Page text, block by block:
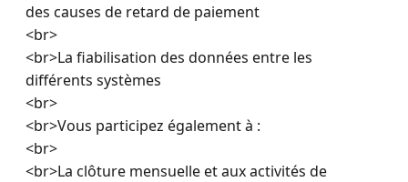
des causes de retard de paiement
<br>
<br>La fiabilisation des données entre les
différents systèmes
<br>
<br>Vous participez également à :
<br>
<br>La clôture mensuelle et aux activités de